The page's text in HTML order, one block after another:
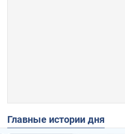
Главные истории дня